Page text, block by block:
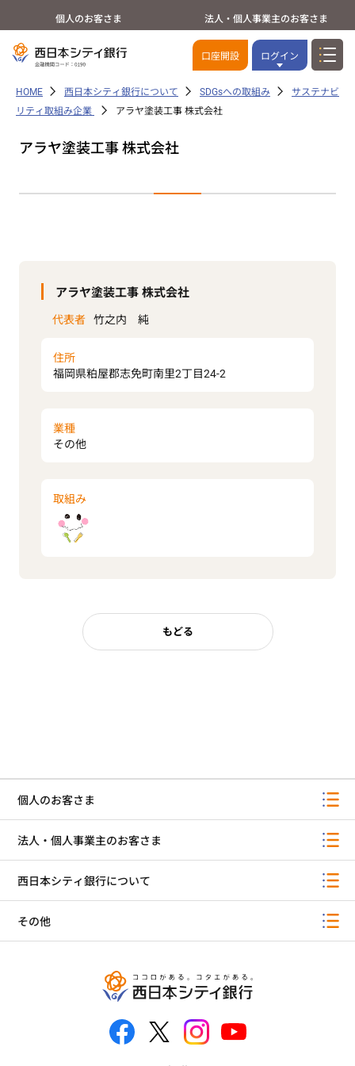
個人のお客さま 法人・個人事業主のお客さま
口座開設 ログイン
HOME 西日本シティ銀行について SDGsへの取組み
サステナビ
リティ取組み企業
アラヤ塗装工事 株式会社
アラヤ塗装工事 株式会社
アラヤ塗装工事 株式会社
代表者 竹之内 純
住所
福岡県粕屋郡志免町南里2丁目24-2
業種
その他
取組み
もどる
個人のお客さま
法人・個人事業主のお客さま
西日本シティ銀行について
その他